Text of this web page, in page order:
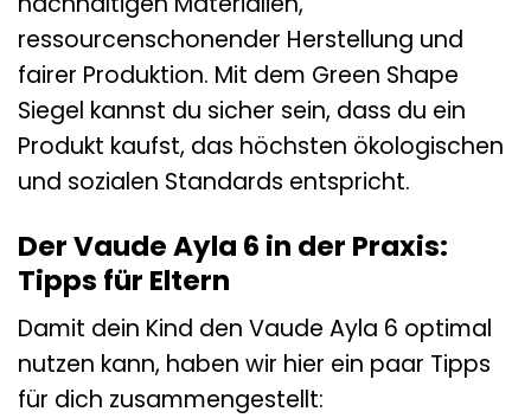
ressourcenschonender Herstellung und
fairer Produktion. Mit dem Green Shape
Siegel kannst du sicher sein, dass du ein
Produkt kaufst, das höchsten ökologischen
und sozialen Standards entspricht.
Der Vaude Ayla 6 in der Praxis:
Tipps für Eltern
Damit dein Kind den Vaude Ayla 6 optimal
nutzen kann, haben wir hier ein paar Tipps
für dich zusammengestellt: